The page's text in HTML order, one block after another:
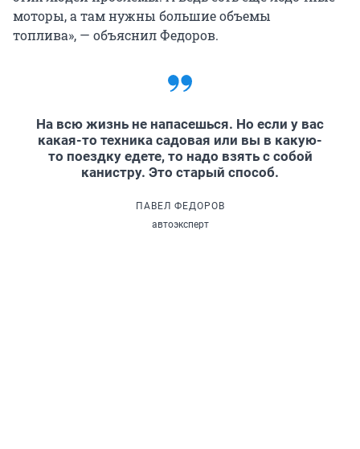
моторы, а там нужны большие объемы
топлива», — объяснил Федоров.
На всю жизнь не напасешься. Но если у вас
какая-то техника садовая или вы в какую-
то поездку едете, то надо взять с собой
канистру. Это старый способ.
ПАВЕЛ ФЕДОРОВ
автоэксперт